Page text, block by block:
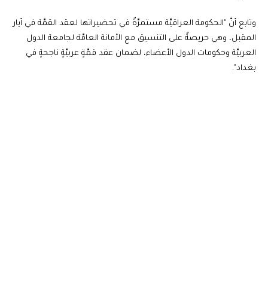
وتابع أنَّ "الحكومة العراقيَّة مستمرَّةٌ في تحضيراتها لعقد القمَّة في أيار
المقبل، وهي حريصةٌ على التنسيق مع الأمانة العامَّة لجامعة الدول
العربيَّة وحكومات الدول الأعضاء، لضمان عقد قمَّةٍ عربيَّةٍ ناجحةٍ في
بغداد".